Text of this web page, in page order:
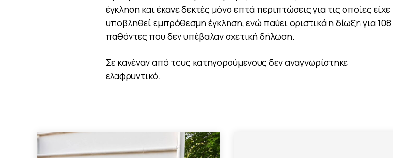
έγκληση και έκανε δεκτές μόνο επτά περιπτώσεις για τις οποίες είχε
υποβληθεί εμπρόθεσμη έγκληση, ενώ παύει οριστικά η δίωξη για 108
παθόντες που δεν υπέβαλαν σχετική δήλωση.
Σε κανέναν από τους κατηγορούμενους δεν αναγνωρίστηκε
ελαφρυντικό.